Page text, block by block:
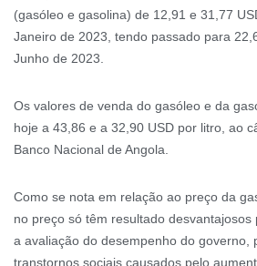
(gasóleo e gasolina) de 12,91 e 31,77
Janeiro de 2023, tendo passado para
Junho de 2023.
Os valores de venda do gasóleo e da
hoje a 43,86 e a 32,90 USD por litro, ao
Banco Nacional de Angola.
Como se nota em relação ao preço da
no preço só têm resultado
a avaliação do desempenho do governo,
transtornos sociais causados pelo